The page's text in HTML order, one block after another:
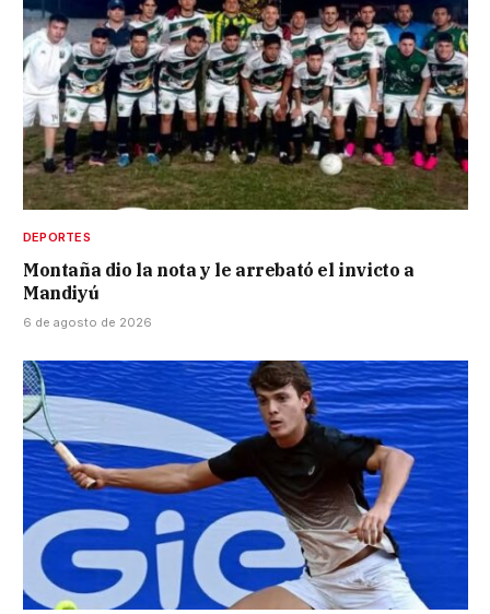
DEPORTES
Montaña dio la nota y le arrebató el invicto a
Mandiyú
6 de agosto de 2026